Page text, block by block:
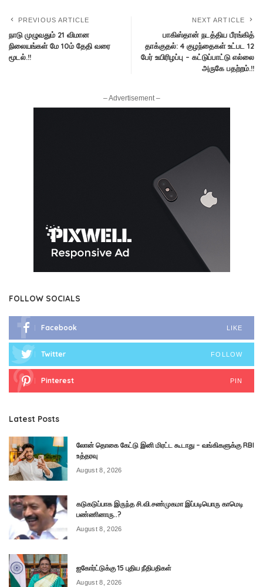
PREVIOUS ARTICLE
நாடு முழுவதும் 21 விமான
நிலையங்கள் மே 10ம் தேதி வரை
மூடல்.!!
NEXT ARTICLE
பாகிஸ்தான் நடத்திய பீரங்கித்
தாக்குதல்: 4 குழந்தைகள் உட்பட 12
பேர் உயிரிழப்பு – கட்டுப்பாட்டு எல்லை
அருகே பதற்றம்.!!
– Advertisement –
FOLLOW SOCIALS
Facebook LIKE
Twitter FOLLOW
Pinterest PIN
Latest Posts
லோன் தொகை கேட்டு இனி மிரட்ட கூடாது – வங்கிகளுக்கு RBI
உத்தரவு
August 8, 2026
கடுகடுப்பாக இருந்த சி.வி.சண்முகமா இப்படியொரு காமெடி
பண்ணினாரு..?
August 8, 2026
ஐகோர்ட்டுக்கு 15 புதிய நீதிபதிகள்
August 8, 2026